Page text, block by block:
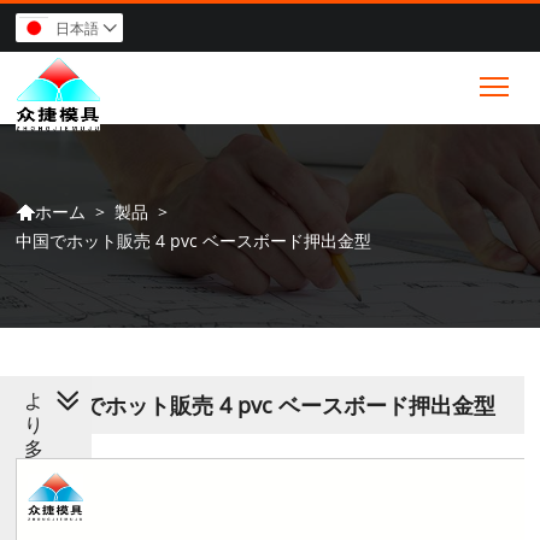
日本語 
ホーム > 製品 >
中国でホット販売 4 pvc ベースボード押出金型
中国でホット販売 4 pvc ベースボード押出金型
よ
り
多
の
製